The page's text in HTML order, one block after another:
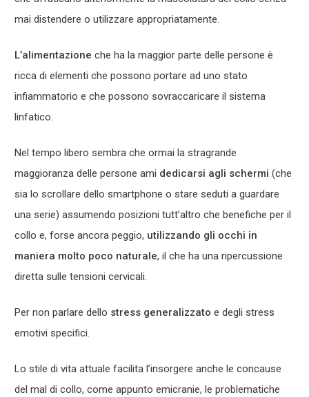
mai distendere o utilizzare appropriatamente.
L’alimentazione che ha la maggior parte delle persone è
ricca di elementi che possono portare ad uno stato
infiammatorio e che possono sovraccaricare il sistema
linfatico.
Nel tempo libero sembra che ormai la stragrande
maggioranza delle persone ami dedicarsi agli schermi (che
sia lo scrollare dello smartphone o stare seduti a guardare
una serie) assumendo posizioni tutt’altro che benefiche per il
collo e, forse ancora peggio, utilizzando gli occhi in
maniera molto poco naturale, il che ha una ripercussione
diretta sulle tensioni cervicali.
Per non parlare dello stress generalizzato e degli stress
emotivi specifici.
Lo stile di vita attuale facilita l’insorgere anche le concause
del mal di collo, come appunto emicranie, le problematiche